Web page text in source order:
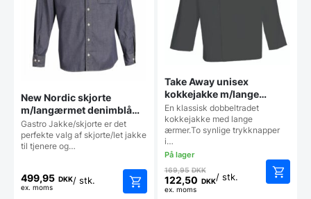
New Nordic skjorte
m/langærmet denimblå
str. XL, Nybo
Gastro Jakke/skjorte er det
perfekte valg af skjorte/let jakke
til tjenere og…
499,95 DKK
ex. moms
/ stk.
Take Away unisex
kokkejakke m/lange
ærmer i sort, str. L, Nybo
En klassisk dobbeltradet
kokkejakke med lange
ærmer.To synlige trykknapper
i…
169,95DKKDen
oprindelige
122,50 DKK
Den
ex. moms
/ stk.